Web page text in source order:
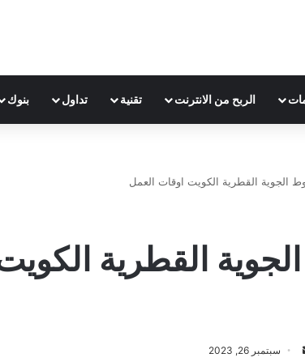
الربح من الانترنت تقنية تداول بنوك
الجوية القطرية الكويت اوقات العمل
القطرية
سبتمبر 26, 2023